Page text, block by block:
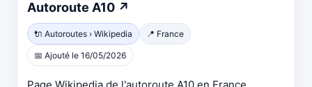
Autoroute A10 ↗
🔌 Autoroutes › Wikipedia 📍 France
📅 Ajouté le 16/05/2026